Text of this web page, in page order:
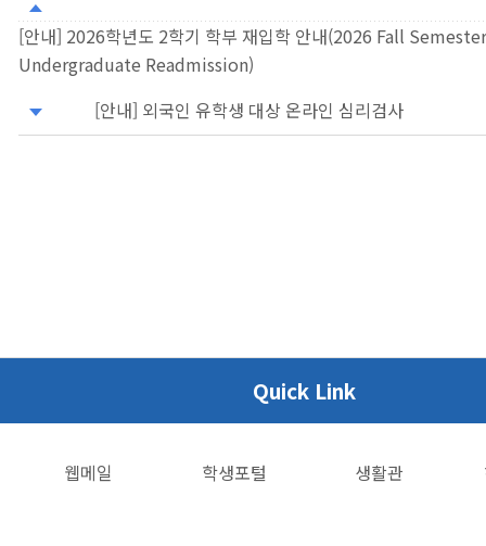
[안내] 2026학년도 2학기 학부 재입학 안내(2026 Fall Semester
Undergraduate Readmission)
[안내] 외국인 유학생 대상 온라인 심리검사
Quick Link
웹메일 학생포털 생활관